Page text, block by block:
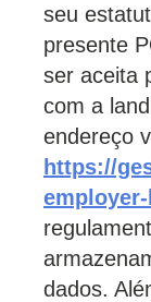
seu
presente
ser aceita
com a
endereço
https://
dados.